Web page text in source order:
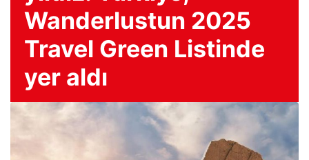
Wanderlustun 2025
Travel Green Listinde
yer aldı